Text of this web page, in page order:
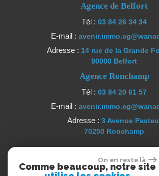
Agence de Belfort
Tél : 03 84 26 34 34
E-mail :
Adresse : 14 rue de la Grande
90000 Belfort
Agence Ronchamp
Tél : 03 84 20 61 57
E-mail :
Adresse : 3 Avenue
70250 Ronchamp
Se connecter On en reste là
Comme beaucoup, notre site